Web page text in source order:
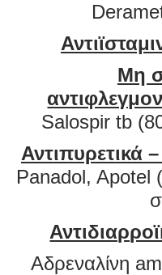
Μη
Salospir tb
Αντιπυρετικά
Panadol, Apotel
Αδρεναλίνη